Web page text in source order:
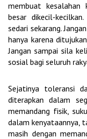
membuat kesalahan
besar dikecil-
sedari sekarang.
hanya karena
Jangan sampai sila
sosial bagi seluruh
Sejatinya toleransi
diterapkan dalam
memandang fisik,
dalam kenyataannya,
masih dengan